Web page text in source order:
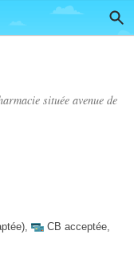
située avenue de
, CB acceptée,